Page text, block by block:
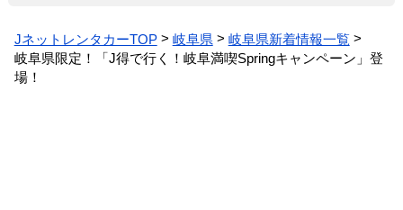
JネットレンタカーTOP 岐阜県
岐阜県新着情報一覧
岐阜県限定！「J得で行く！岐阜満喫Springキャンペーン」登
場！